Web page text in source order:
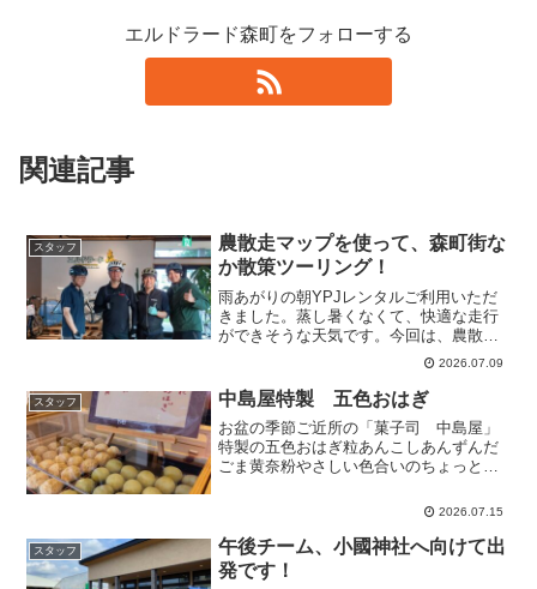
エルドラード森町をフォローする
関連記事
スタッフ
農散走マップを使って、森町街な
か散策ツーリング！
雨あがりの朝YPJレンタルご利用いただ
きました。蒸し暑くなくて、快適な走行
ができそうな天気です。今回は、農散走
プロジェクトメンバーで作った、森町の
街なかサイクリングマップを使って走行
されるそうです。eBike初走行でちょっぴ
り緊張されていた...
2026.07.09
スタッフ 中島屋特製 五色おはぎ
お盆の季節ご近所の「菓子司 中島屋」
特製の五色おはぎ粒あんこしあんずんだ
ごま黄奈粉やさしい色合いのちょっと小
いしいおはぎ！1ケと言わず、つい、2ケ
のお盆にも販売される...
2026.07.15
スタッフ
午後チーム、小國神社へ向けて出
発です！